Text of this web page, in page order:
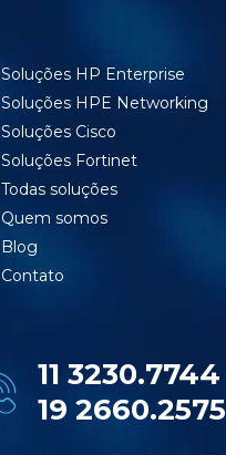
Soluções HP Enterprise
Soluções HPE Networking
Soluções Cisco
Soluções Fortinet
Todas soluções
Quem somos
Blog
Contato
11 3230.7744
19 2660.2575